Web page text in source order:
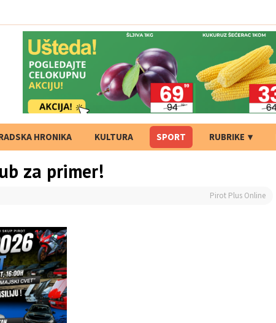
HRONIKA KULTURA SPORT RUBRIKE
za primer!
Pirot Plus Online